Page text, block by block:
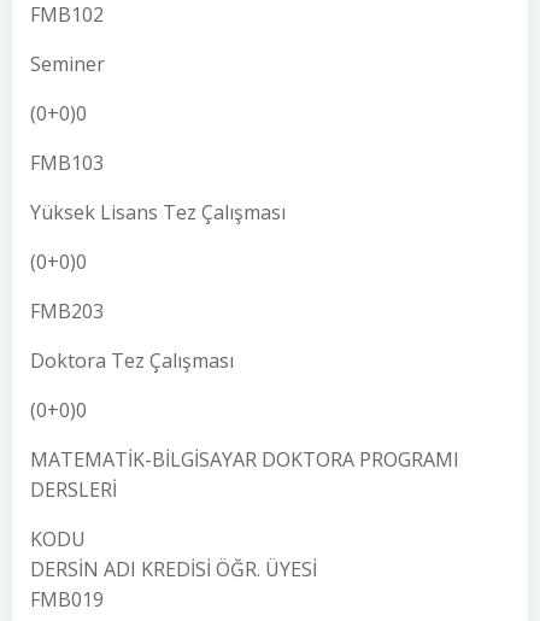
FMB102
Seminer
(0+0)0
FMB103
Yüksek Lisans Tez Çalışması
(0+0)0
FMB203
Doktora Tez Çalışması
(0+0)0
MATEMATİK-BİLGİSAYAR DOKTORA PROGRAMI
DERSLERİ
KODU
DERSİN ADI KREDİSİ ÖĞR. ÜYESİ
FMB019